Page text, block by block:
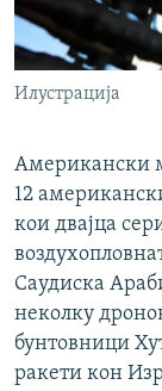
Илустрација
Американски
12
кои двајца
Саудиска
неколку
бунтовници
ракети кон